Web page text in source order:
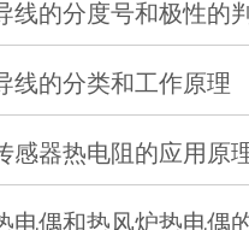
线的分度号和极性的
线的分类和工作原理
感器热电阻的应用原
电偶和热风炉热电偶